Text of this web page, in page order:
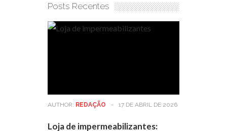
Posts Recentes
AUTHOR: REDAÇÃO - 17 DE ABRIL DE 2026
Loja de impermeabilizantes: